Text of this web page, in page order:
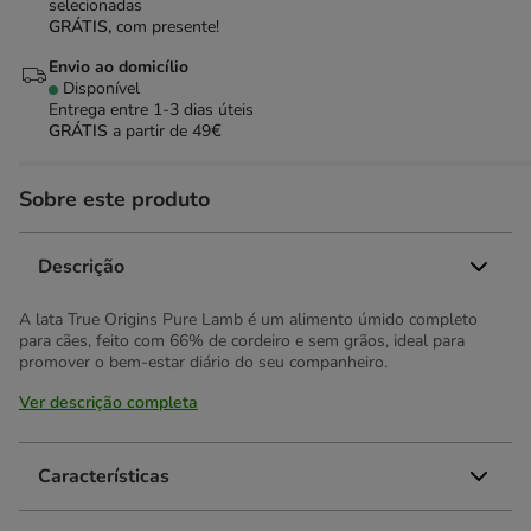
selecionadas
GRÁTIS, com presente!
Envio ao domicílio
Disponível
Entrega entre 1-3 dias úteis
GRÁTIS a partir de 49€
Sobre este produto
Descrição
A lata True Origins Pure Lamb é um alimento úmido completo
para cães, feito com 66% de cordeiro e sem grãos, ideal para
promover o bem-estar diário do seu companheiro.
Ver descrição completa
Características